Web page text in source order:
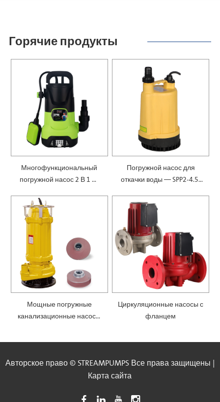
Горячие продукты
Многофункциональный
погружной насос 2 В 1 —
Погружной насос для
откачки воды — SPP2-4.5-
Мощные погружные
канализационные насосы
Циркуляционные насосы с
фланцем
Авторское право © STREAMPUMPS Все права защищены |
Карта сайта